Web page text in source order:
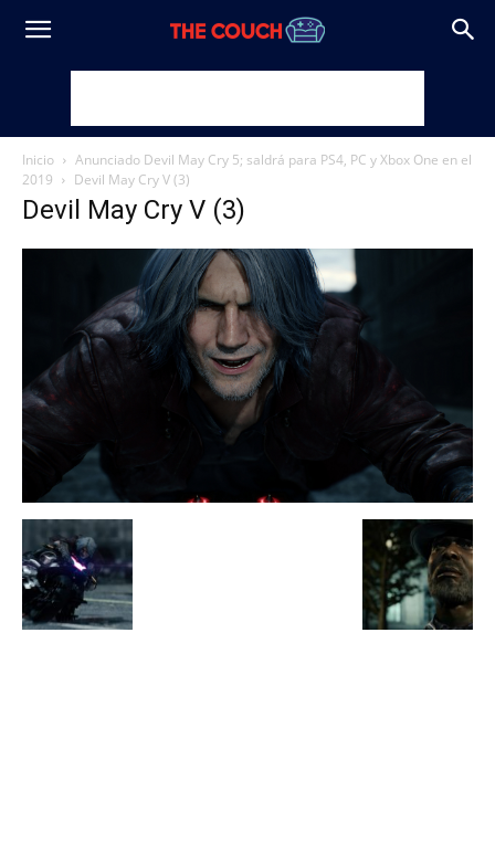
Inicio
Anunciado Devil May Cry 5; saldrá para PS4, PC y Xbox One en el
2019
Devil May Cry V (3)
Devil May Cry V (3)